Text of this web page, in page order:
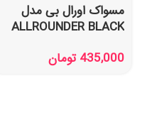
مسواک اورال بی مدل
ALLROUNDER BLACK
435,000 تومان